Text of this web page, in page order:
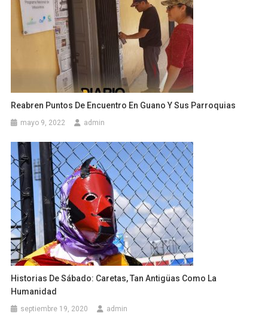
Reabren Puntos De Encuentro En Guano Y Sus Parroquias
mayo 9, 2022 admin
Historias De Sábado: Caretas, Tan Antigüas Como La
Humanidad
septiembre 19, 2020 admin